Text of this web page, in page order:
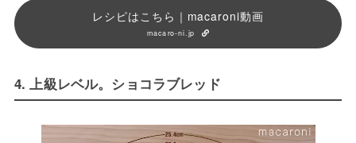
レシピはこちら｜macaroni動画
macaro-ni.jp
4. 上級レベル。ショコラブレッド